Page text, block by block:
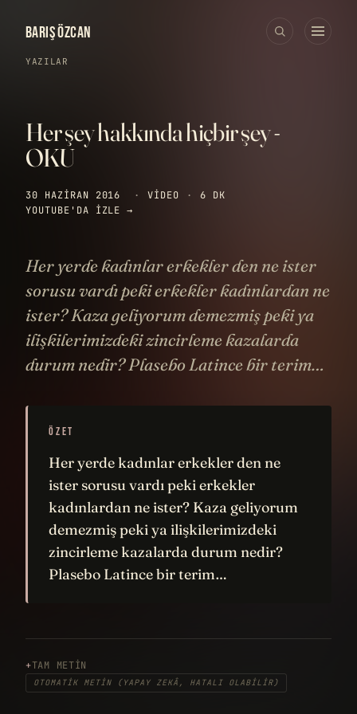
BARIŞ ÖZCAN
YAZILAR
Her şey hakkında hiçbir şey -
OKU
30 HAZIRAN 2016 · VIDEO ·
6 DK
YOUTUBE'DA IZLE →
Her yerde kadınlar erkekler den ne ister
sorusu vardı peki erkekler kadınlardan ne
ister? Kaza geliyorum demezmiş peki ya
ilişkilerimizdeki zincirleme kazalarda
durum nedir? Plasebo Latince bir terim…
ÖZET
Her yerde kadınlar erkekler den ne
ister sorusu vardı peki erkekler
kadınlardan ne ister? Kaza geliyorum
demezmiş peki ya ilişkilerimizdeki
zincirleme kazalarda durum nedir?
Plasebo Latince bir terim…
TAM METIN
OTOMATIK METIN (YAPAY ZEKÂ, HATALI OLABILIR)